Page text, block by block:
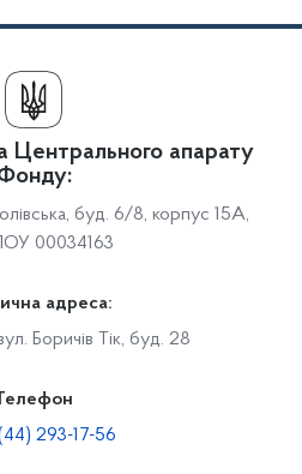
апарату
буд. 6/8, корпус 15А,
00034163
адреса:
Боричів Тік, буд. 28
293-17-56